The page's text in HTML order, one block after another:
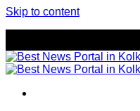
Skip to content